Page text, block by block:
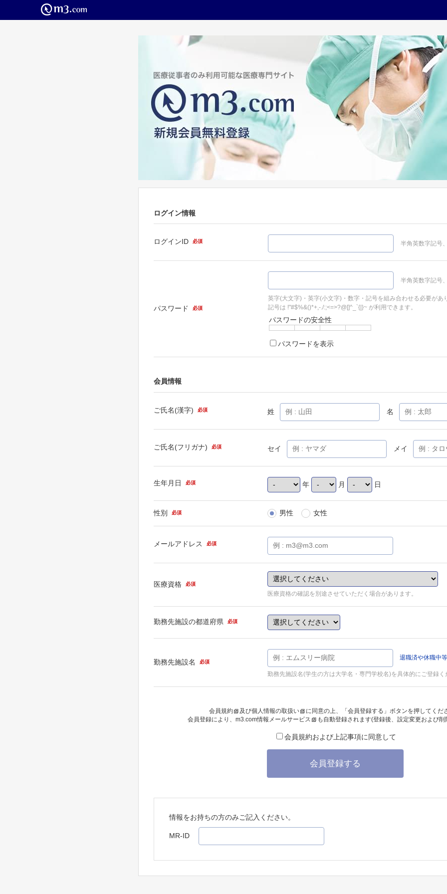
ログイン情報
ログインID 必須 半角英数字記号
パスワード 必須
半角英数字記号
英字(大文字)・英字(小文字)・数字・記号を組み合わせる必要があ
記号は !"#$%&()*+,-./:;<=>?@[]^_`{|}~ が利用できます。
パスワードの安全性
パスワードを表示
会員情報
ご氏名(漢字) 必須 姓 名
ご氏名(フリガナ) 必須 セイ メイ
生年月日 必須 年 月 日
性別 必須 男性 女性
メールアドレス 必須
医療資格 必須
医療資格の確認を別途させていただく場合があります。
勤務先施設の都道府県 必須
勤務先施設名 必須
退職済や休職中
勤務先施設名(学生の方は大学名・専門学校名)を具体的にご登録く
会員規約 及び個人情報の取扱い
に同意の上、「会員登録する」ボタンを押してくだ
会員登録により、 m3.com情報メールサービス も自動登録されます(登録後、設定変更および
会員規約および上記事項に同意して
会員登録する
情報をお持ちの方のみご記入ください。
MR-ID